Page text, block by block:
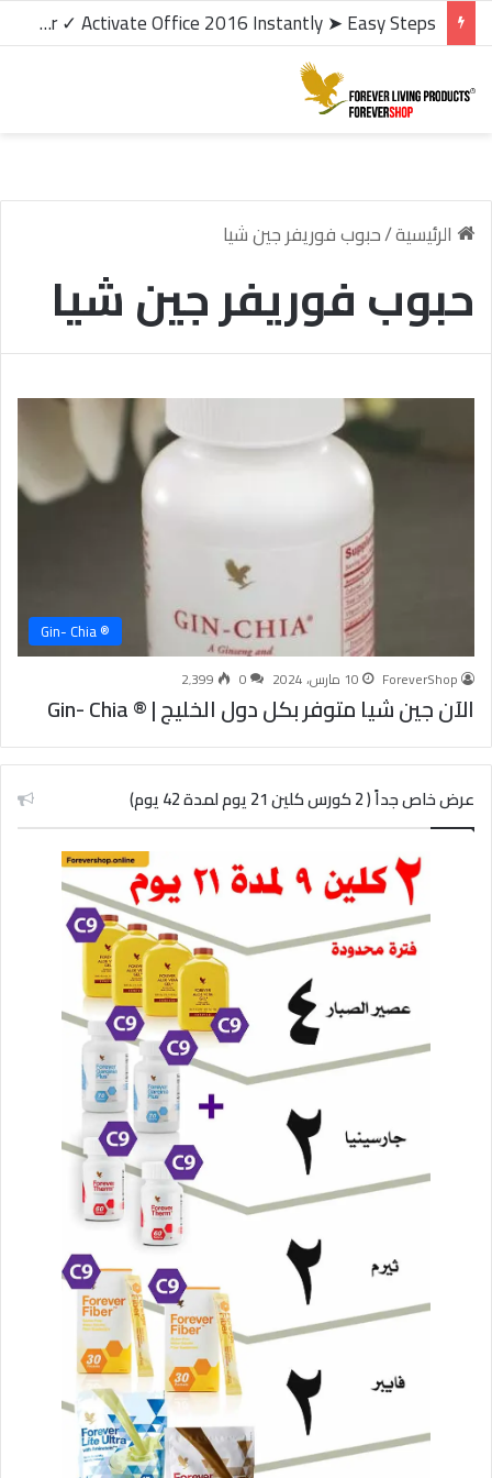
microsoft office 2016 kms activator ✓ Activate Office 2016 Instantly ➤ Easy Steps
الرئيسية/حبوب فوريفر جين شيا
حبوب فوريفر جين شيا
® Gin- Chia
ForeverShop 10 مارس، 2024 0 2٬399
الآن جين شيا متوفر بكل دول الخليج | ® Gin- Chia
عرض خاص جداً ( 2 كورس كلين 21 يوم لمدة 42 يوم)